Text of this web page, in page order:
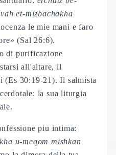
et-mizbachakha
le mie mani e faro
(Sal 26:6).
di purificazione
all'altare, il
(Es 30:19-21). Il salmista
la sua liturgia
piu intima:
u-meqom mishkan